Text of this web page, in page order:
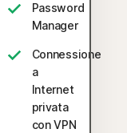
Password
Manager
Connessione
a
Internet
privata
con VPN